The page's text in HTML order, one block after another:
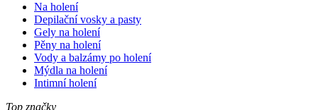
Na holení
Depilační vosky a pasty
Gely na holení
Pěny na holení
Vody a balzámy po holení
Mýdla na holení
Intimní holení
Top značky